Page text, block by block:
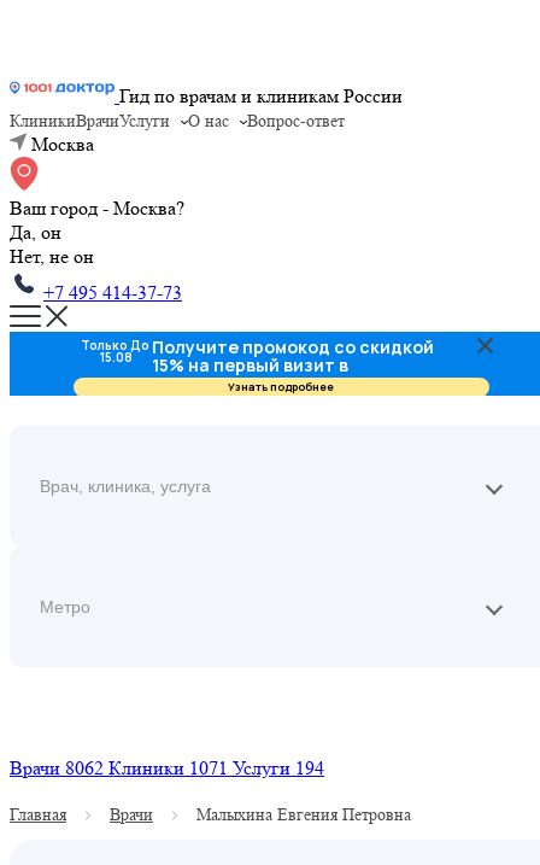
Гид по врачам и клиникам России
КлиникиВрачиУслуги О нас Вопрос-ответ
Москва
Ваш город - Москва?
Да, он
Нет, не он
+7 495 414-37-73
Врачи 8062 Клиники 1071 Услуги 194
Главная Врачи Малыхина Евгения Петровна
Только До
15.08 Получите промокод со скидкой
15% на первый визит в
стоматологию
Узнать подробнее